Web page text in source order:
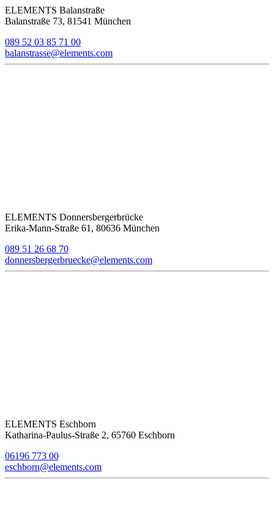
ELEMENTS Balanstraße
Balanstraße 73, 81541 München
089 52 03 85 71 00
balanstrasse@elements.com
ELEMENTS Donnersbergerbrücke
Erika-Mann-Straße 61, 80636 München
089 51 26 68 70
donnersbergerbruecke@elements.com
ELEMENTS Eschborn
Katharina-Paulus-Straße 2, 65760 Eschborn
06196 773 00
eschborn@elements.com